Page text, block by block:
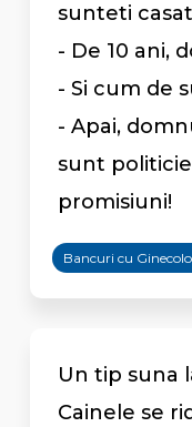
sunteti
- De 10 ani,
- Si cum de
- Apai,
sunt
promisiuni!
Bancuri cu
Un tip suna
Cainele se